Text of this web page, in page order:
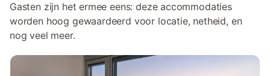
Gasten zijn het ermee eens: deze accommodaties
worden hoog gewaardeerd voor locatie, netheid, en
nog veel meer.